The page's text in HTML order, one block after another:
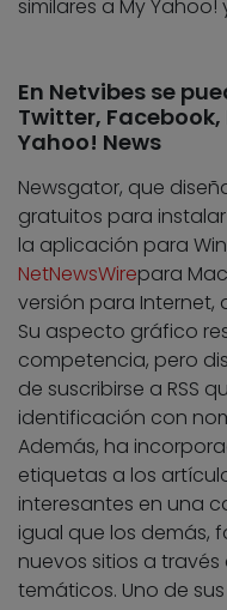
similares a My Yahoo!
En Netvibes se
Twitter, Facebook,
Yahoo! News
Newsgator, que
gratuitos para
la aplicación para
NetNewsWirepara
versión para Internet,
Su aspecto gráfico
competencia, pero
de suscribirse a RSS
identificación con
Además, ha
etiquetas a los
interesantes en una
igual que los demás,
nuevos sitios a
temáticos. Uno de